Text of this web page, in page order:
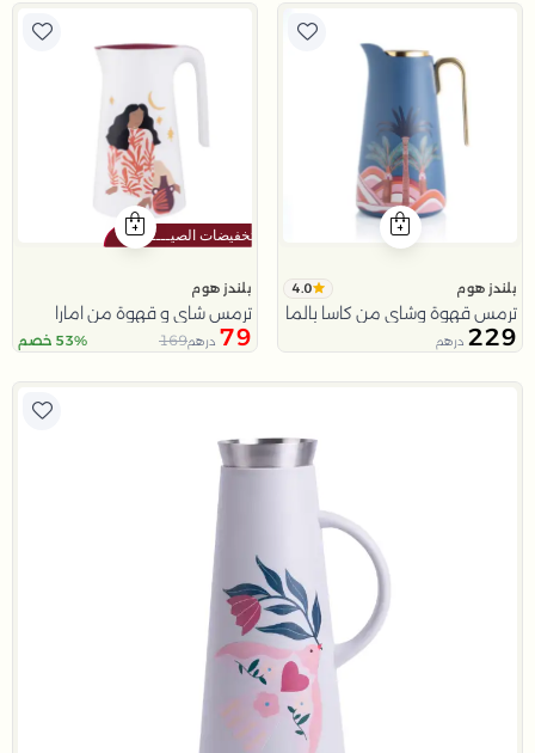
بلندز هوم 4.0
ترمس قهوة وشاي من كاسا بالما
229 درهم
بلندز هوم
ترمس شاي و قهوة من امارا
79 درهم169 53% خصم